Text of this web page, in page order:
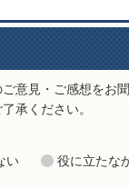
意見・ご感想をお聞
承ください。
い 役に立たな